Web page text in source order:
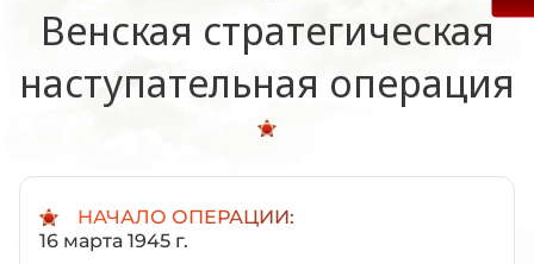
Венская стратегическая
наступательная операция
НАЧАЛО ОПЕРАЦИИ:
16 марта 1945 г.